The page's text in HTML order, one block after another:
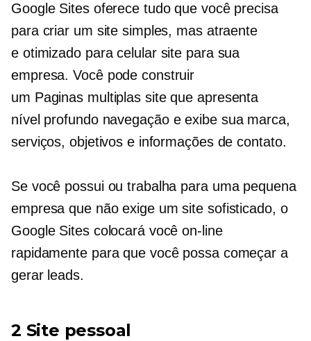
Google Sites oferece tudo que você precisa
para criar um site simples, mas atraente
e otimizado para celularsite para sua
empresa. Você pode construir
um Paginas multiplas site que apresenta
nível profundonavegação e exibe sua marca,
serviços, objetivos e informações de contato.
Se você possui ou trabalha para uma pequena
empresa que não exige um site sofisticado, o
Google Sites colocará você on-line
rapidamente para que você possa começar a
gerar leads.
2 Site pessoal